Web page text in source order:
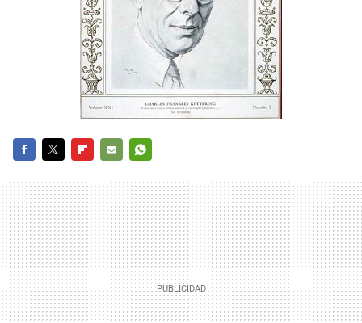
MAIL